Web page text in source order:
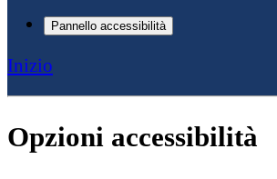
Pannello accessibilità
Inizio
Opzioni accessibilità